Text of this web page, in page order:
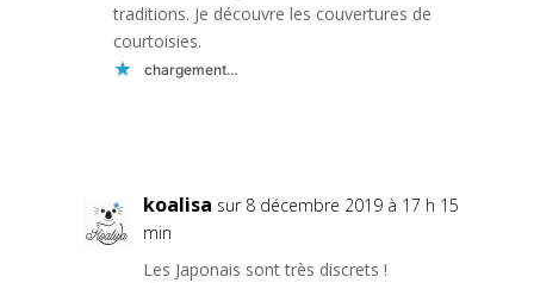
traditions. Je découvre les couvertures de
courtoisies.
chargement…
koalisa sur 8 décembre 2019 à 17 h 15
min
Les Japonais sont très discrets !